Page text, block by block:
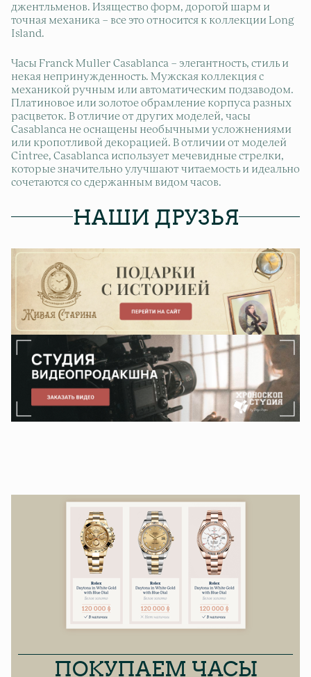
джентльменов. Изящество форм, дорогой шарм и
точная механика – все это относится к коллекции Long
Island.
Часы Franck Muller Casablanca – элегантность, стиль и
некая непринужденность. Мужская коллекция с
механикой ручным или автоматическим подзаводом.
Платиновое или золотое обрамление корпуса разных
расцветок. В отличие от других моделей, часы
Casablanca не оснащены необычными усложнениями
или кропотливой декорацией. В отличии от моделей
Cintree, Casablanca использует мечевидные стрелки,
которые значительно улучшают читаемость и идеально
сочетаются со сдержанным видом часов.
НАШИ ДРУЗЬЯ
ПОКУПАЕМ ЧАСЫ